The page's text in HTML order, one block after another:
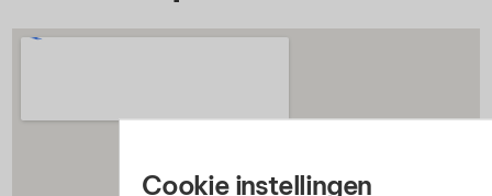
Cookie instellingen